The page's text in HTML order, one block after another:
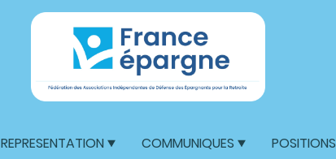
REPRESENTATION COMMUNIQUES POSITIONS